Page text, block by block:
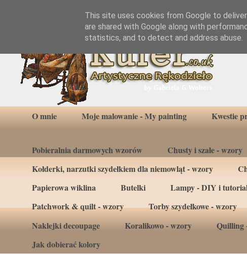
O mnie Moje malowanie - My painting Kwestie
Pobieralnia darmowych wzorów Chusty i szale - wzory
Kołderki, narzutki szydełkiem dla niemowląt - wzory
Papierowa wiklina
Butelki Lampy - DIY i
Patchwork & quilt - wzory
Torby szydełkowe - wzory
Naklejki decoupage
Koralikowo - wzory Quilling
Jak dobierać kolory
This site uses cookies from Google to
are shared with Google along with
statistics, and to detect and address abuse.